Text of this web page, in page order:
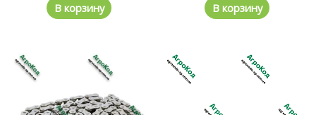
В корзину В корзину